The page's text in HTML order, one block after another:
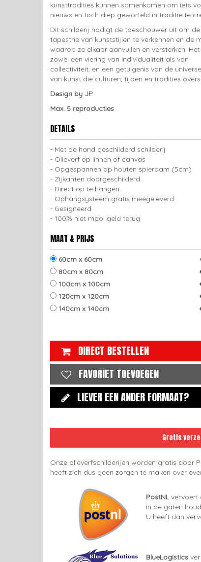
kunsttradities kunnen samenkomen om iets
nieuws en toch diep geworteld in traditie te
Dit schilderij nodigt de toeschouwer uit om
tapestrie van kunststijlen te verkennen en de
waarop ze elkaar aanvullen en versterken. Het
zowel een viering van individualiteit als van
collectiviteit, en een getuigenis van de
van kunst die culturen, tijden en tradities
Design by JP
Max. 5 reproducties
DETAILS
Met de hand geschilderd schilderij
Olieverf op linnen of canvas
Opgespannen op houten spieraam (5cm)
Zijkanten doorgeschilderd
Direct op te hangen
Ophangsysteem gratis meegeleverd
Gesigneerd
100% niet mooi geld terug
MAAT & PRIJS
60cm x 60cm
80cm x 80cm
100cm x 100cm
120cm x 120cm
140cm x 140cm
DIRECT BESTELLEN
FAVORIET TOEVOEGEN
LIEVER EEN ANDER FORMAAT?
Gratis
Onze olieverfschilderijen worden gratis door
heeft zich dus geen zorgen te maken over
PostNLvervoert
in de gaten
U heeft dan
BlueLogistics